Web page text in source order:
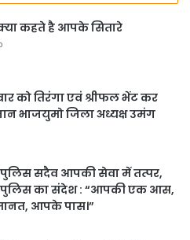
कहते है आपके सितारे
को तिरंगा एवं श्रीफल भेंट कर
भाजयुमो जिला अध्यक्ष उमंग
सदैव आपकी सेवा में तत्पर,
पुलिस का संदेश : “आपकी एक आस,
आपके पास।”